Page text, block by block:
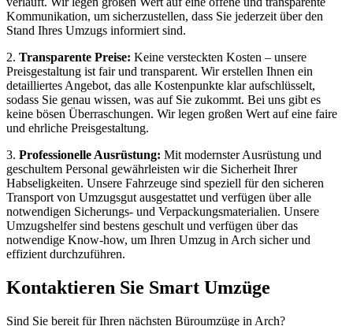
Kommunikation, um sicherzustellen, dass Sie jederzeit über den
Stand Ihres Umzugs informiert sind.
2. Transparente Preise: Keine versteckten Kosten – unsere
Preisgestaltung ist fair und transparent. Wir erstellen Ihnen ein
detailliertes Angebot, das alle Kostenpunkte klar aufschlüsselt,
sodass Sie genau wissen, was auf Sie zukommt. Bei uns gibt es
keine bösen Überraschungen. Wir legen großen Wert auf eine faire
und ehrliche Preisgestaltung.
3. Professionelle Ausrüstung: Mit modernster Ausrüstung und
geschultem Personal gewährleisten wir die Sicherheit Ihrer
Habseligkeiten. Unsere Fahrzeuge sind speziell für den sicheren
Transport von Umzugsgut ausgestattet und verfügen über alle
notwendigen Sicherungs- und Verpackungsmaterialien. Unsere
Umzugshelfer sind bestens geschult und verfügen über das
notwendige Know-how, um Ihren Umzug in Arch sicher und
effizient durchzuführen.
Kontaktieren Sie Smart Umzüge
Sind Sie bereit für Ihren nächsten Büroumzüge in Arch?